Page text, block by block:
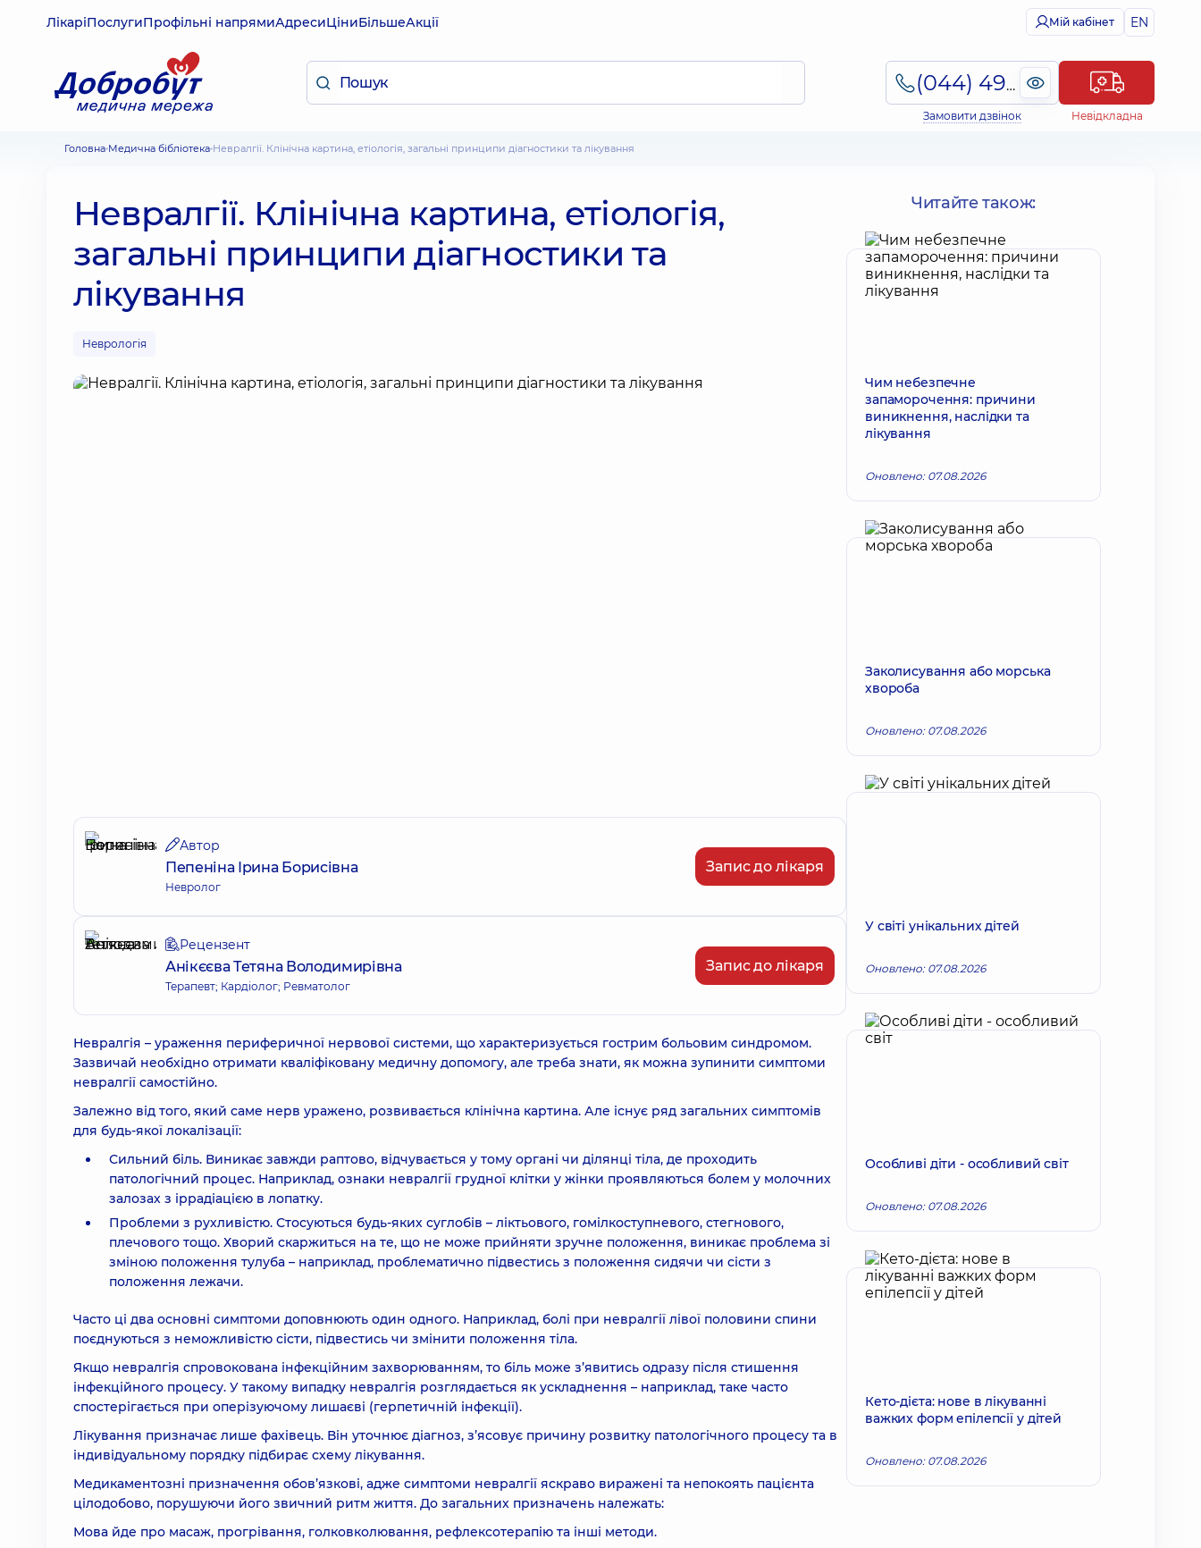
ЛікаріПослугиПрофільні напрямиАдресиЦіниБільшеАкції Мій кабінет EN
(044) 495-2-888
Замовити дзвінок Невідкладна
Головна Медична бібліотека Невралгії. Клінічна картина, етіологія, загальні принципи діагностики та лікування
Невралгії. Клінічна картина, етіологія,
загальні принципи діагностики та
лікування
Неврологія
Автор
Пепеніна Ірина Борисівна
Невролог
Запис до лікаря
Рецензент
Анікєєва Тетяна Володимирівна
Терапевт; Кардіолог; Ревматолог
Запис до лікаря
Невралгія – ураження периферичної нервової системи, що характеризується гострим больовим синдромом.
Зазвичай необхідно отримати кваліфіковану медичну допомогу, але треба знати, як можна зупинити симптоми
невралгії самостійно.
Залежно від того, який саме нерв уражено, розвивається клінічна картина. Але існує ряд загальних симптомів
для будь-якої локалізації:
Сильний біль. Виникає завжди раптово, відчувається у тому органі чи ділянці тіла, де проходить
патологічний процес. Наприклад, ознаки невралгії грудної клітки у жінки проявляються болем у молочних
залозах з іррадіацією в лопатку.
Проблеми з рухливістю. Стосуються будь-яких суглобів – ліктьового, гомілкоступневого, стегнового,
плечового тощо. Хворий скаржиться на те, що не може прийняти зручне положення, виникає проблема зі
зміною положення тулуба – наприклад, проблематично підвестись з положення сидячи чи сісти з
положення лежачи.
Часто ці два основні симптоми доповнюють один одного. Наприклад, болі при невралгії лівої половини спини
поєднуються з неможливістю сісти, підвестись чи змінити положення тіла.
Якщо невралгія спровокована інфекційним захворюванням, то біль може з’явитись одразу після стишення
інфекційного процесу. У такому випадку невралгія розглядається як ускладнення – наприклад, таке часто
спостерігається при оперізуючому лишаєві (герпетичній інфекції).
Лікування призначає лише фахівець. Він уточнює діагноз, з’ясовує причину розвитку патологічного процесу та в
індивідуальному порядку підбирає схему лікування.
Медикаментозні призначення обов’язкові, адже симптоми невралгії яскраво виражені та непокоять пацієнта
цілодобово, порушуючи його звичний ритм життя. До загальних призначень належать:
Мова йде про масаж, прогрівання, голковколювання, рефлексотерапію та інші методи.
Читайте також:
Чим небезпечне
запаморочення: причини
виникнення, наслідки та
лікування
Оновлено: 07.08.2026
Заколисування або морська
хвороба
Оновлено: 07.08.2026
У світі унікальних дітей
Оновлено: 07.08.2026
Особливі діти - особливий світ
Оновлено: 07.08.2026
Кето-дієта: нове в лікуванні
важких форм епілепсії у дітей
Оновлено: 07.08.2026